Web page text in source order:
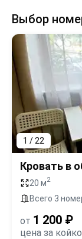
Выбор
1 / 22
Кровать в
20 м2
Всего 3
от 1 200 ₽
цена за